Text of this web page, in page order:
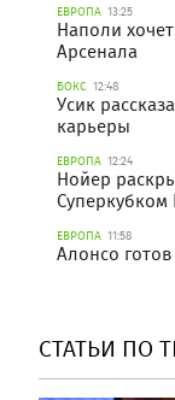
ЕВРОПА 13:25
Наполи
Арсенала
БОКС 12:48
Усик
карьеры
ЕВРОПА 12:24
Нойер
Суперкубком
ЕВРОПА 11:58
Алонсо
СТАТЬИ ПО